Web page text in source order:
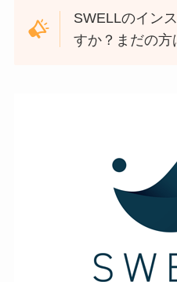
SWELLのイン
すか？まだの方